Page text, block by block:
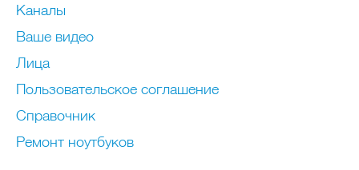
Каналы
Ваше видео
Лица
Пользовательское соглашение
Справочник
Ремонт нoутбуков